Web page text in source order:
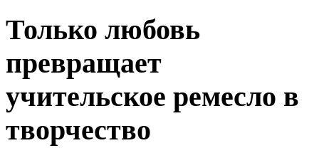
Только любовь
превращает
учительское ремесло в
творчество